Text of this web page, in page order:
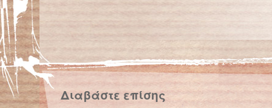
Διαβάστε επίσης